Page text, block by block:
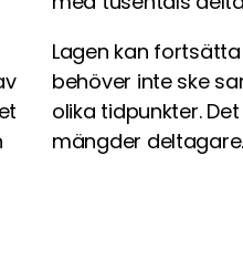
Lagen kan
behöver inte ske
olika tidpunkter.
mängder deltagare.